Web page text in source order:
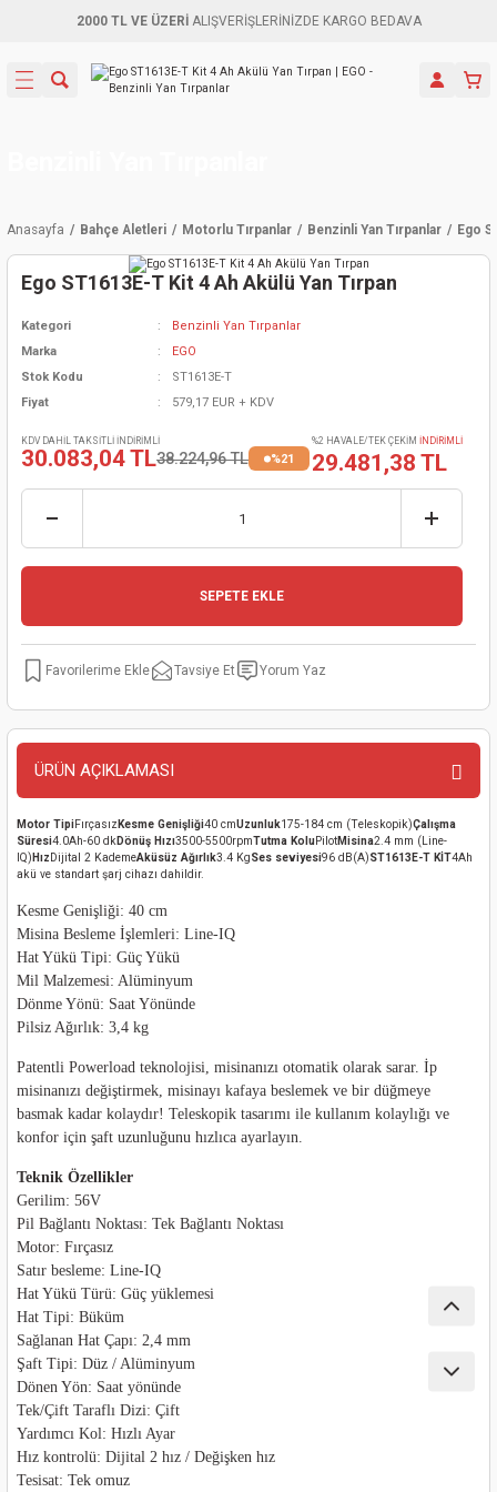
2000 TL VE ÜZERİALIŞVERİŞLERİNİZDE KARGO BEDAVA
Geri Dön
Mak.
Geri Dön
Mak.
Geri Dön
Mak.
Geri Dön
Mak.
Makinası
Geri Dön
Geri Dön
Geri Dön
Anasayfa Bahçe Aletleri Motorlu Tırpanlar Benzinli Yan Tırpanlar Ego
Ego ST1613E-T Kit 4 Ah Akülü Yan Tırpan
Kategori
Benzinli Yan Tırpanlar
Marka
EGO
Stok Kodu
ST1613E-T
Fiyat
579,17 EUR + KDV
KDV DAHİL TAKSİTLİ İNDİRİMLİ
30.083,04 TL38.224,96 TL %21
%2 HAVALE/TEK ÇEKİM İNDİRİMLİ
29.481,38 TL
SEPETE EKLE
Tavsiye Et Yorum Yaz
ÜRÜN AÇIKLAMASI
Motor TipiFırçasız Kesme Genişliği40 cmUzunluk175-184 cm (Teleskopik)Çalışma
Süresi4.0Ah-60 dk Dönüş Hızı3500-5500rpmTutma KoluPilotMisina2.4 mm (Line-
IQ) Hız Dijital 2 KademeAküsüz Ağırlık3.4 KgSes seviyesi96 dB(A)ST1613E-T KİT4Ah
akü ve standart şarj cihazı dahildir.
Kesme Genişliği: 40 cm
Misina Besleme İşlemleri: Line-IQ
Hat Yükü Tipi: Güç Yükü
Mil Malzemesi: Alüminyum
Dönme Yönü: Saat Yönünde
Pilsiz Ağırlık: 3,4 kg
Patentli Powerload teknolojisi, misinanızı otomatik olarak sarar. İp
misinanızı değiştirmek, misinayı kafaya beslemek ve bir düğmeye
basmak kadar kolaydır! Teleskopik tasarımı ile kullanım kolaylığı ve
konfor için şaft uzunluğunu hızlıca ayarlayın.
Teknik Özellikler
Gerilim: 56V
Pil Bağlantı Noktası: Tek Bağlantı Noktası
Motor: Fırçasız
Satır besleme: Line-IQ
Hat Yükü Türü: Güç yüklemesi
Hat Tipi: Büküm
Sağlanan Hat Çapı: 2,4 mm
Şaft Tipi: Düz / Alüminyum
Dönen Yön: Saat yönünde
Tek/Çift Taraflı Dizi: Çift
Yardımcı Kol: Hızlı Ayar
Hız kontrolü: Dijital 2 hız / Değişken hız
Tesisat: Tek omuz